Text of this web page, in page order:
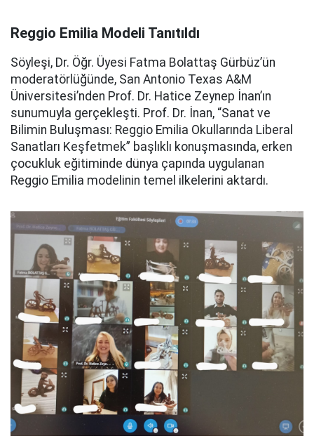
Reggio Emilia Modeli Tanıtıldı
Söyleşi, Dr. Öğr. Üyesi Fatma Bolattaş Gürbüz’ün
moderatörlüğünde, San Antonio Texas A&M
Üniversitesi’nden Prof. Dr. Hatice Zeynep İnan’ın
sunumuyla gerçekleşti. Prof. Dr. İnan, “Sanat ve
Bilimin Buluşması: Reggio Emilia Okullarında Liberal
Sanatları Keşfetmek” başlıklı konuşmasında, erken
çocukluk eğitiminde dünya çapında uygulanan
Reggio Emilia modelinin temel ilkelerini aktardı.